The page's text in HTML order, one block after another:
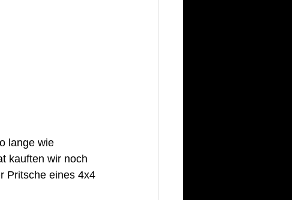
lange wie
kauften wir noch
Pritsche eines 4x4